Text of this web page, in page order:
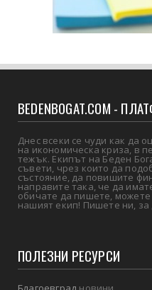
BEDENBOGAT.COM -
Днес всеки се чуди как да
на икономическа криза, в
тежък. Екипът на Беден
съвети, чрез които да
състояние, да повишите
направите така, че да
обичате да пишете,
нашият екип! Пишете ни,
ПОЛЕЗНИ РЕСУРСИ